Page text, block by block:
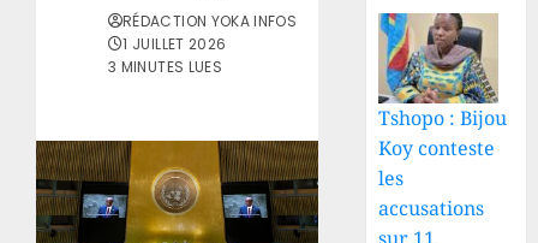
RÉDACTION YOKA INFOS
1 JUILLET 2026
3 MINUTES LUES
Tshopo : Bijou
Koy conteste
les
accusations